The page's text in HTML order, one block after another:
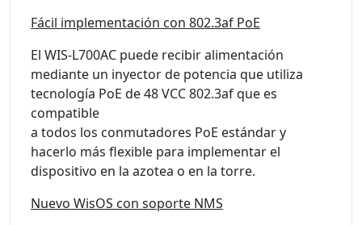
Fácil implementación con 802.3af PoE
El WIS-L700AC puede recibir alimentación
mediante un inyector de potencia que utiliza
tecnología PoE de 48 VCC 802.3af que es
compatible
a todos los conmutadores PoE estándar y
hacerlo más flexible para implementar el
dispositivo en la azotea o en la torre.
Nuevo WisOS con soporte NMS